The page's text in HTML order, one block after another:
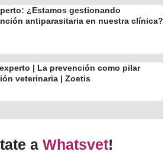
¿Estamos gestionando
antiparasitaria en nuestra clínica?
| La prevención como pilar
veterinaria | Zoetis
a Whatsvet!